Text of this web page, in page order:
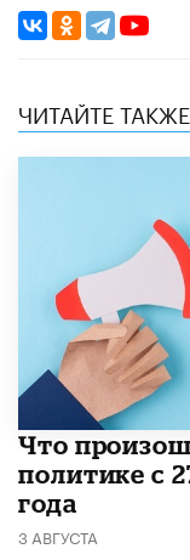
ЧИТАЙТЕ
​Что
политике с
года
3 АВГУСТА